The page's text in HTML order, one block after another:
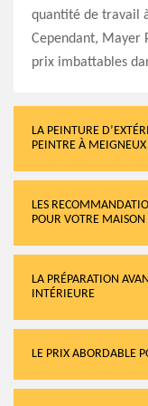
quantité de travail
Cependant, Mayer
prix imbattables
LA PEINTURE
PEINTRE À MEIGNEUX
LES
POUR VOTRE MAISON
LA PRÉPARATION
INTÉRIEURE
LE PRIX ABORDABLE